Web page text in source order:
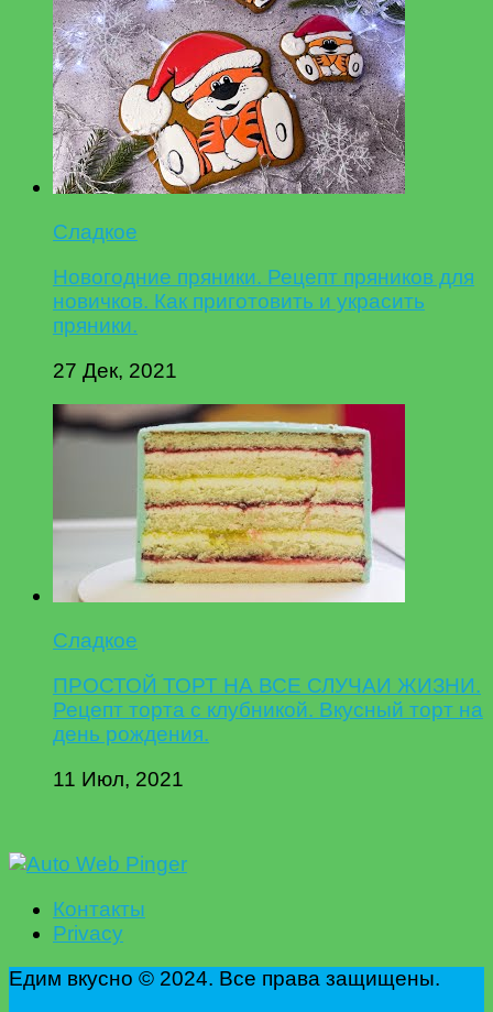
Сладкое
Новогодние пряники. Рецепт пряников для
новичков. Как приготовить и украсить
пряники.
27 Дек, 2021
Сладкое
ПРОСТОЙ ТОРТ НА ВСЕ СЛУЧАИ ЖИЗНИ.
Рецепт торта с клубникой. Вкусный торт на
день рождения.
11 Июл, 2021
Контакты
Privacy
Едим вкусно © 2024. Все права защищены.